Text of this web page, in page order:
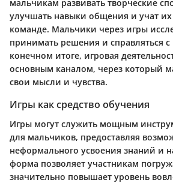
мальчикам развивать творческие
улучшать навыки общения и учат их
команде. Мальчики через игры
принимать решения и справляться
конечном итоге, игровая
основным каналом, через который
свои мысли и чувства.
Игры как средство обучения
Игры могут служить мощным
для мальчиков, предоставляя
неформального усвоения знаний и
форма позволяет участникам
значительно повышает уровень